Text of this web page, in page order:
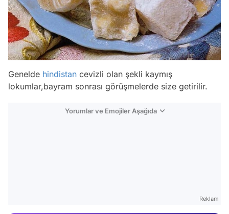
Genelde hindistan cevizli olan şekli kaymış
lokumlar,bayram sonrası görüşmelerde size getirilir.
Yorumlar ve Emojiler Aşağıda
Reklam